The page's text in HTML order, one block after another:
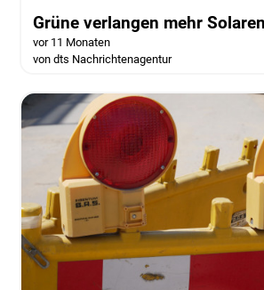
Grüne verlangen mehr
vor 11 Monaten
von dts Nachrichtenagentur